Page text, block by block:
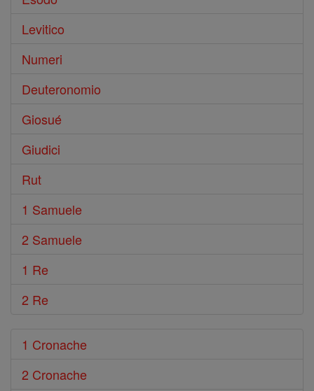
Levitico
Numeri
Deuteronomio
Giosué
Giudici
Rut
1 Samuele
2 Samuele
1 Re
2 Re
1 Cronache
2 Cronache